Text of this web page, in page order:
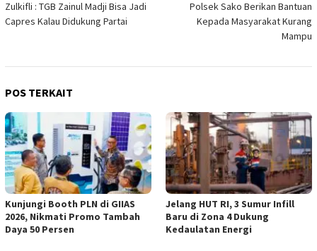
pos
Zulkifli : TGB Zainul Madji Bisa Jadi
Capres Kalau Didukung Partai
Polsek Sako Berikan Bantuan
Kepada Masyarakat Kurang
Mampu
POS TERKAIT
Kunjungi Booth PLN di GIIAS
2026, Nikmati Promo Tambah
Daya 50 Persen
Jelang HUT RI, 3 Sumur Infill
Baru di Zona 4 Dukung
Kedaulatan Energi